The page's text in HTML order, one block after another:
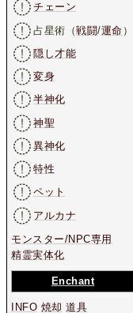
チェーン
占星術（戦闘/運命 ）
隠し才能
変身
半神化
神聖
異神化
特性
ペット
アルカナ
モンスター/NPC専用
精霊実体化
Enchant
INFO 焼却 道具